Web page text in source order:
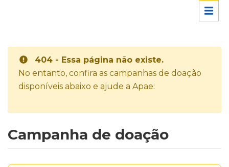
404 - Essa página não existe.
No entanto, confira as campanhas de doação
disponíveis abaixo e ajude a Apae:
Campanha de doação